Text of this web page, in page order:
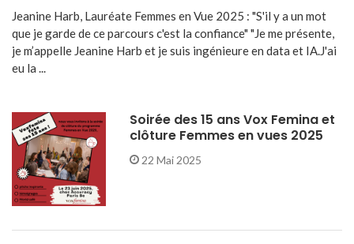
Jeanine Harb, Lauréate Femmes en Vue 2025 : "S'il y a un mot
que je garde de ce parcours c'est la confiance" "Je me présente,
je m’appelle Jeanine Harb et je suis ingénieure en data et IA.J'ai
eu la ...
Soirée des 15 ans Vox Femina et
clôture Femmes en vues 2025
22 Mai 2025